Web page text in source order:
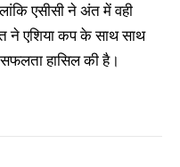
एसीसी ने अंत में वही
ने एशिया कप के साथ साथ
हासिल की है।